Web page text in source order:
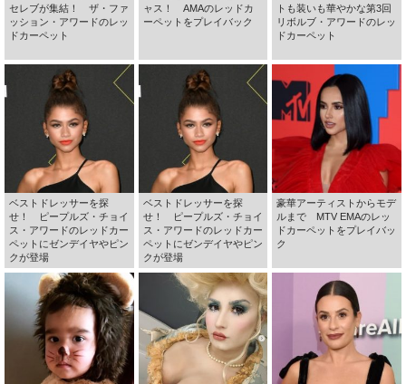
セレブが集結！ ザ・ファ
ッション・アワードのレッ
ドカーペット
ャス！ AMAのレッドカ
ーペットをプレイバック
トも装いも華やかな第3回
リボルブ・アワードのレッ
ドカーペット
ベストドレッサーを探
せ！ ピープルズ・チョイ
ス・アワードのレッドカー
ペットにゼンデイヤやピン
クが登場
ベストドレッサーを探
せ！ ピープルズ・チョイ
ス・アワードのレッドカー
ペットにゼンデイヤやピン
クが登場
豪華アーティストからモデ
ルまで MTV EMAのレッ
ドカーペットをプレイバッ
ク